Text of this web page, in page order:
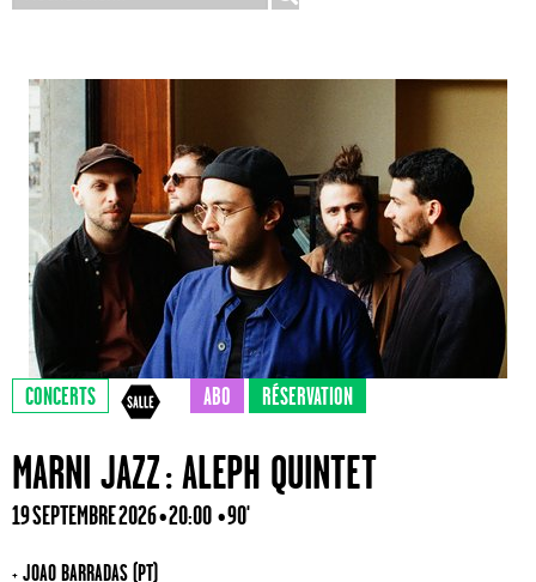
CONCERTS ABO RÉSERVATION
MARNI JAZZ : ALEPH QUINTET
19 SEPTEMBRE 2026 • 20:00 • 90'
+ JOAO BARRADAS (PT)